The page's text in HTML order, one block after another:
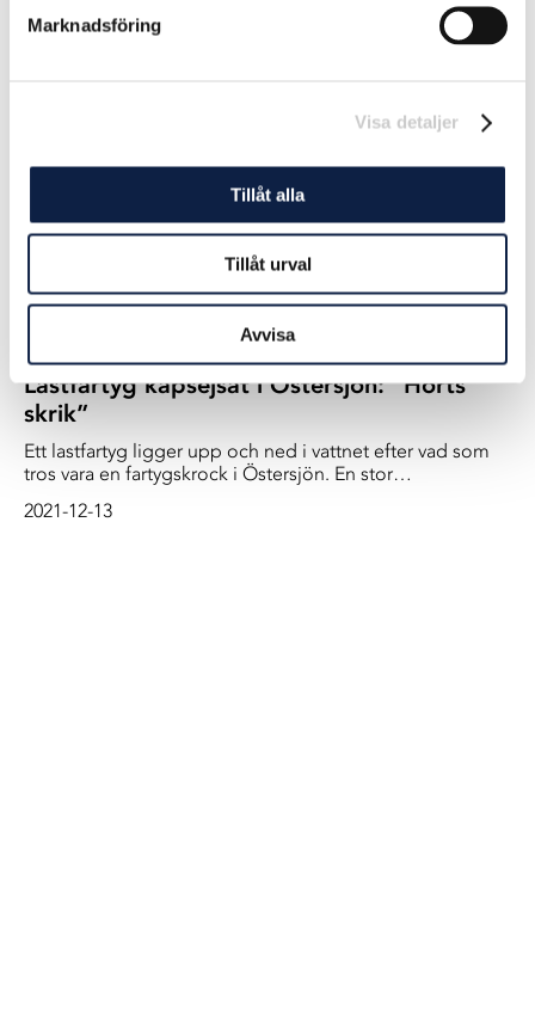
Marknadsföring
Visa detaljer
Tillåt alla
Tillåt urval
Avvisa
Under pågående Havs- och vattenkonferensen i
Göteborg i våras, samlade Havs- och Vattenmyndigheten
Lastfartyg kapsejsat i Östersjön: ”Hörts
skrik”
Ett lastfartyg ligger upp och ned i vattnet efter vad som
tros vara en fartygskrock i Östersjön. En stor
vattnet
2021-12-13